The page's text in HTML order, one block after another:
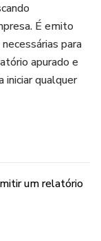
É emito
para
apurado e
iniciar qualquer
um relatório